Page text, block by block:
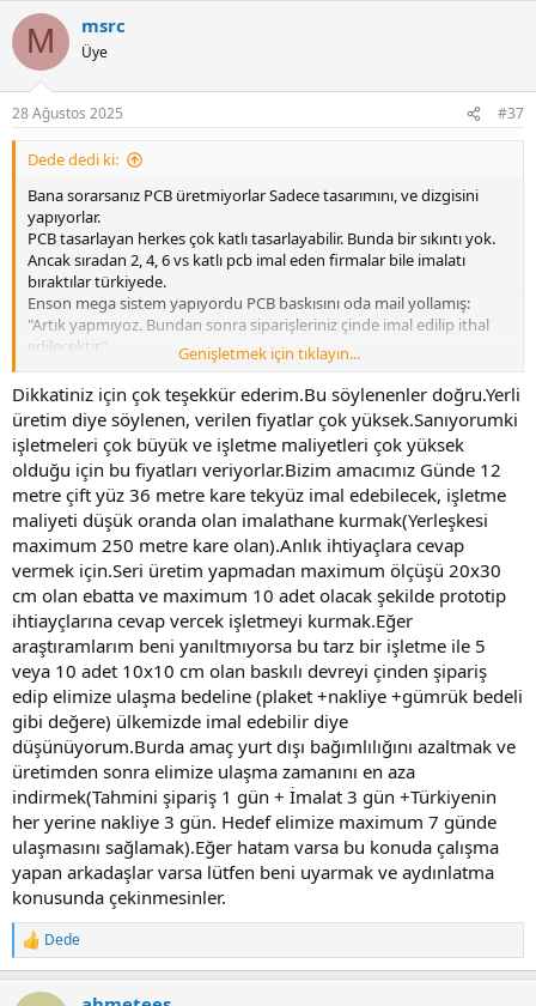
c
i
s
:
M msrc
Üye
28 Ağustos 2025 #37
Dede dedi ki:
Bana sorarsanız PCB üretmiyorlar Sadece tasarımını, ve dizgisini
yapıyorlar.
PCB tasarlayan herkes çok katlı tasarlayabilir. Bunda bir sıkıntı yok.
Ancak sıradan 2, 4, 6 vs katlı pcb imal eden firmalar bile imalatı
bıraktılar türkiyede.
Enson mega sistem yapıyordu PCB baskısını oda mail yollamış:
"Artık yapmıyoz. Bundan sonra siparişleriniz çinde imal edilip ithal
edilecektir."
diye.. 2024, 7. ay itibarı ile...
Kavram ve anlam kargaşası wardır mutlaka haberde ve haber
kaynaklarında.
43522 eklentisine bak
Genişletmek için tıklayın...
Dikkatiniz için çok teşekkür ederim.Bu söylenenler doğru.Yerli
üretim diye söylenen, verilen fiyatlar çok yüksek.Sanıyorumki
işletmeleri çok büyük ve işletme maliyetleri çok yüksek
olduğu için bu fiyatları veriyorlar.Bizim amacımız Günde 12
metre çift yüz 36 metre kare tekyüz imal edebilecek, işletme
maliyeti düşük oranda olan imalathane kurmak(Yerleşkesi
maximum 250 metre kare olan).Anlık ihtiyaçlara cevap
vermek için.Seri üretim yapmadan maximum ölçüşü 20x30
cm olan ebatta ve maximum 10 adet olacak şekilde prototip
ihtiayçlarına cevap vercek işletmeyi kurmak.Eğer
araştıramlarım beni yanıltmıyorsa bu tarz bir işletme ile 5
veya 10 adet 10x10 cm olan baskılı devreyi çinden şipariş
edip elimize ulaşma bedeline (plaket +nakliye +gümrük bedeli
gibi değere) ülkemizde imal edebilir diye
düşünüyorum.Burda amaç yurt dışı bağımlılığını azaltmak ve
üretimden sonra elimize ulaşma zamanını en aza
indirmek(Tahmini şipariş 1 gün + İmalat 3 gün +Türkiyenin
her yerine nakliye 3 gün. Hedef elimize maximum 7 günde
ulaşmasını sağlamak).Eğer hatam varsa bu konuda çalışma
yapan arkadaşlar varsa lütfen beni uyarmak ve aydınlatma
konusunda çekinmesinler.
R
e
Dede